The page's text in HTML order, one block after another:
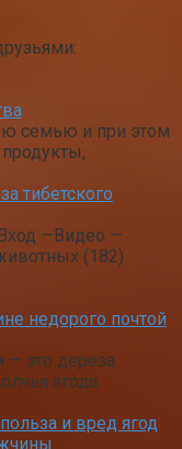
семью и при этом
тибетского
—Видео —
(182)
недорого почтой
это дереза
ягода.
и вред ягод